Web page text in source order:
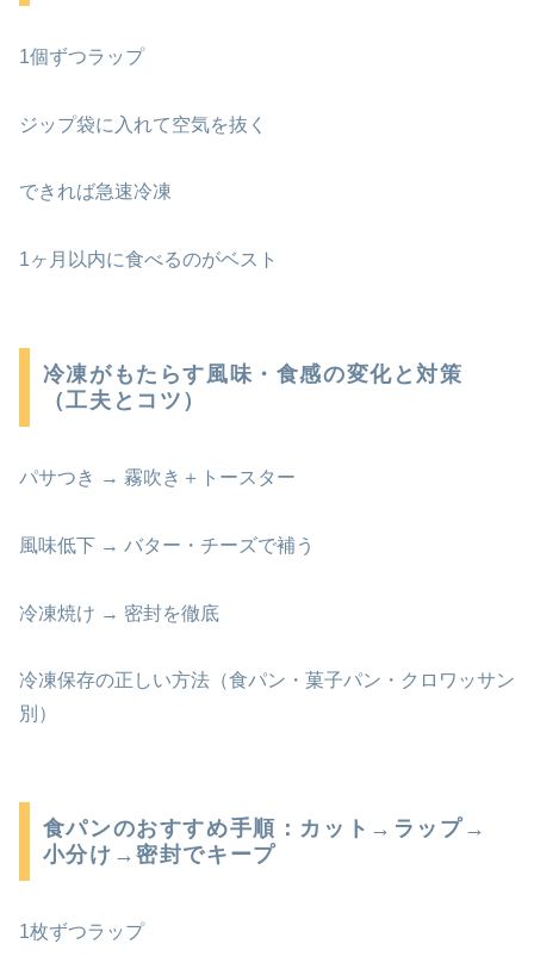
1個ずつラップ
ジップ袋に入れて空気を抜く
できれば急速冷凍
1ヶ月以内に食べるのがベスト
冷凍がもたらす風味・食感の変化と対策
（工夫とコツ）
パサつき → 霧吹き＋トースター
風味低下 → バター・チーズで補う
冷凍焼け → 密封を徹底
冷凍保存の正しい方法（食パン・菓子パン・クロワッサン
別）
食パンのおすすめ手順：カット→ラップ→
小分け→密封でキープ
1枚ずつラップ